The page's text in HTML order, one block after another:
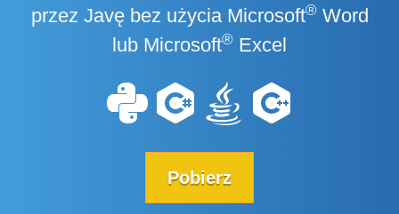
przez Javę bez użycia Microsoft®Word
lub Microsoft® Excel
Pobierz